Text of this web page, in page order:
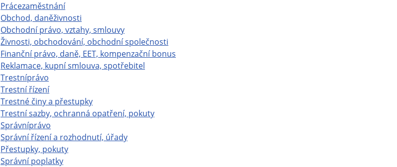
Prácezaměstnání
Obchod, daněživnosti
Obchodní právo, vztahy, smlouvy
Živnosti, obchodování, obchodní společnosti
Finanční právo, daně, EET, kompenzační bonus
Reklamace, kupní smlouva, spotřebitel
Trestníprávo
Trestní řízení
Trestné činy a přestupky
Trestní sazby, ochranná opatření, pokuty
Správníprávo
Správní řízení a rozhodnutí, úřady
Přestupky, pokuty
Správní poplatky